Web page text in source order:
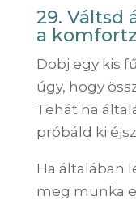
29. Váltsd
a
Dobj egy kis
úgy, hogy
Tehát ha
próbáld ki
Ha általában
meg munka